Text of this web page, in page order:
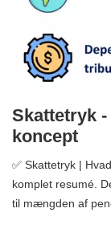
Skattetryk
koncept
✅ Skattetryk |
komplet resumé.
til mængden af